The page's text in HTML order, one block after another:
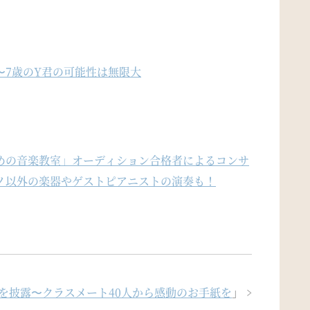
歳のY君の可能性は無限大
音楽教室」オーディション合格者によるコンサ
外の楽器やゲストピアニストの演奏も！
披露〜クラスメート40人から感動のお手紙を 」